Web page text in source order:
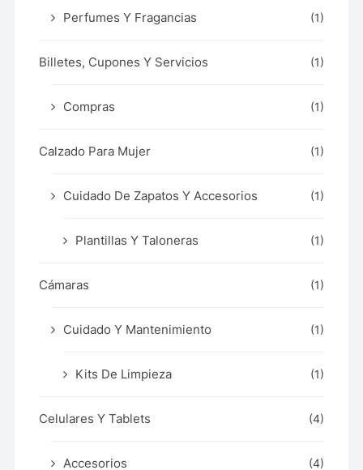
Perfumes Y Fragancias (1)
Billetes, Cupones Y Servicios (1)
Compras (1)
Calzado Para Mujer (1)
Cuidado De Zapatos Y Accesorios (1)
Plantillas Y Taloneras (1)
Cámaras (1)
Cuidado Y Mantenimiento (1)
Kits De Limpieza (1)
Celulares Y Tablets (4)
Accesorios (4)